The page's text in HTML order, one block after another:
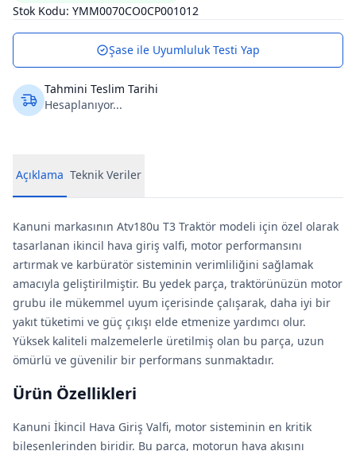
Stok Kodu: YMM0070CO0CP001012
Şase ile Uyumluluk Testi Yap
Tahmini Teslim Tarihi
Hesaplanıyor...
Açıklama Teknik Veriler
Kanuni markasının Atv180u T3 Traktör modeli için özel olarak
tasarlanan ikincil hava giriş valfi, motor performansını
artırmak ve karbüratör sisteminin verimliliğini sağlamak
amacıyla geliştirilmiştir. Bu yedek parça, traktörünüzün motor
grubu ile mükemmel uyum içerisinde çalışarak, daha iyi bir
yakıt tüketimi ve güç çıkışı elde etmenize yardımcı olur.
Yüksek kaliteli malzemelerle üretilmiş olan bu parça, uzun
ömürlü ve güvenilir bir performans sunmaktadır.
Ürün Özellikleri
Kanuni İkincil Hava Giriş Valfi, motor sisteminin en kritik
bileşenlerinden biridir. Bu parça, motorun hava akışını